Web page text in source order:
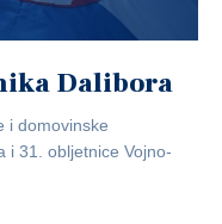
Dalibora
i domovinske
i 31. obljetnice Vojno-